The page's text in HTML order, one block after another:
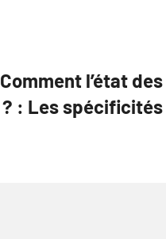
Comment l’état
? : Les spécificités